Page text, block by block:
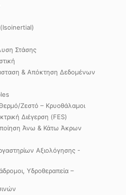
Στάσης
& Απόκτηση Δεδομένων
Ζεστό – Κρυοθάλαμοι
Διέγερση (FES)
Άνω & Κάτω Άκρων
Αξιολόγησης -
Υδροθεραπεία –